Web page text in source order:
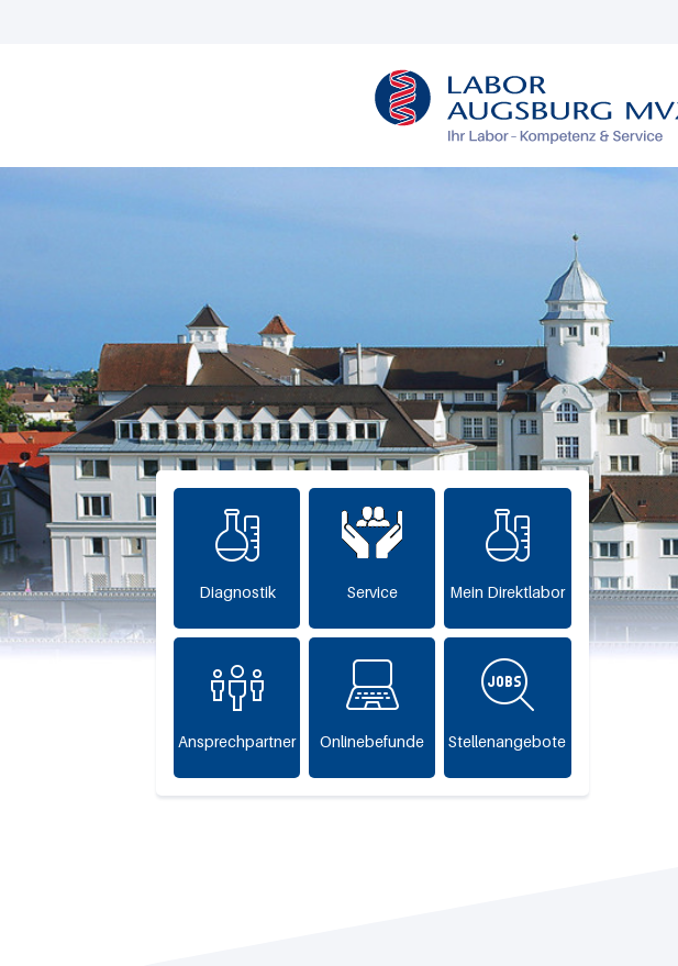
Diagnostik Service Mein Direktlabor
Ansprechpartner Onlinebefunde Stellenangebote